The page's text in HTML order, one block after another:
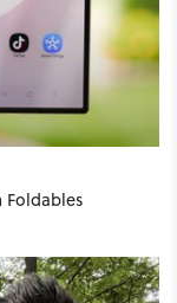
Foldables